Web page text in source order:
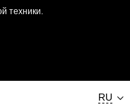
техники.
RU